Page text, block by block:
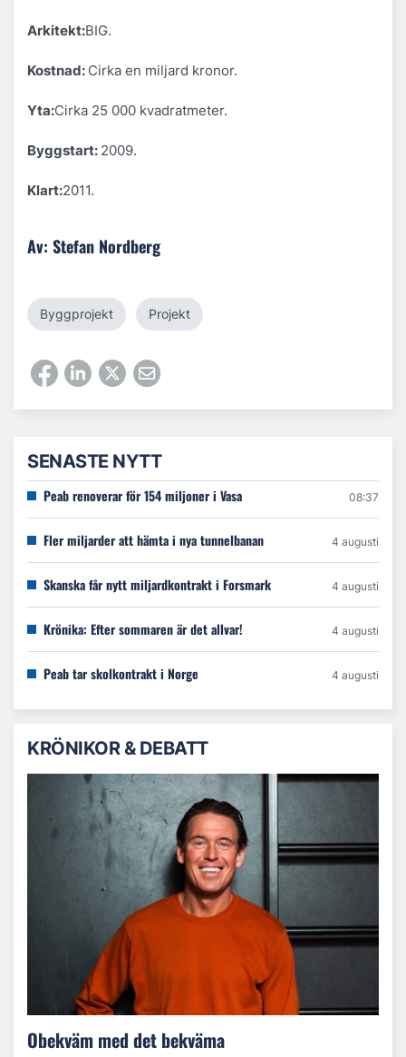
Arkitekt:BIG.
Kostnad: Cirka en miljard kronor.
Yta:Cirka 25 000 kvadratmeter.
Byggstart: 2009.
Klart:2011.
Av: Stefan Nordberg
Byggprojekt Projekt
SENASTE NYTT
Peab renoverar för 154 miljoner i Vasa 08:37
Fler miljarder att hämta i nya tunnelbanan 4 augusti
Skanska får nytt miljardkontrakt i Forsmark 4 augusti
Krönika: Efter sommaren är det allvar! 4 augusti
Peab tar skolkontrakt i Norge 4 augusti
KRÖNIKOR & DEBATT
Obekväm med det bekväma